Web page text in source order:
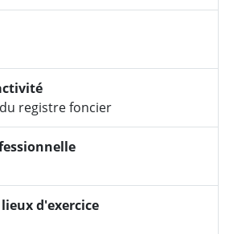
registre foncier
d'exercice